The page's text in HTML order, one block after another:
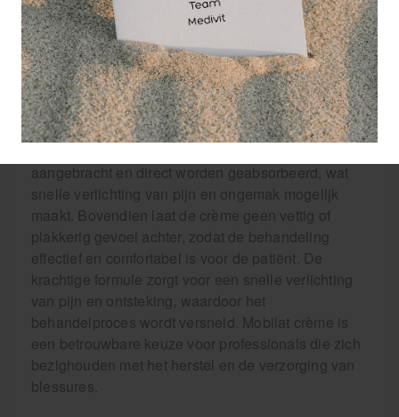
gebruiken, kunnen fysiotherapeuten en
sportmasseurs snel en doeltreffend eerste hulp
bieden bij acute blessures.
Het gebruiksgemak van Mobilat crème maakt het
een onmisbaar product voor elke fysiotherapeut en
aangebracht en direct worden geabsorbeerd, wat
snelle verlichting van pijn en ongemak mogelijk
maakt. Bovendien laat de crème geen vettig of
plakkerig gevoel achter, zodat de behandeling
effectief en comfortabel is voor de patiënt. De
krachtige formule zorgt voor een snelle verlichting
van pijn en ontsteking, waardoor het
behandelproces wordt versneld. Mobilat crème is
een betrouwbare keuze voor professionals die zich
bezighouden met het herstel en de verzorging van
blessures.